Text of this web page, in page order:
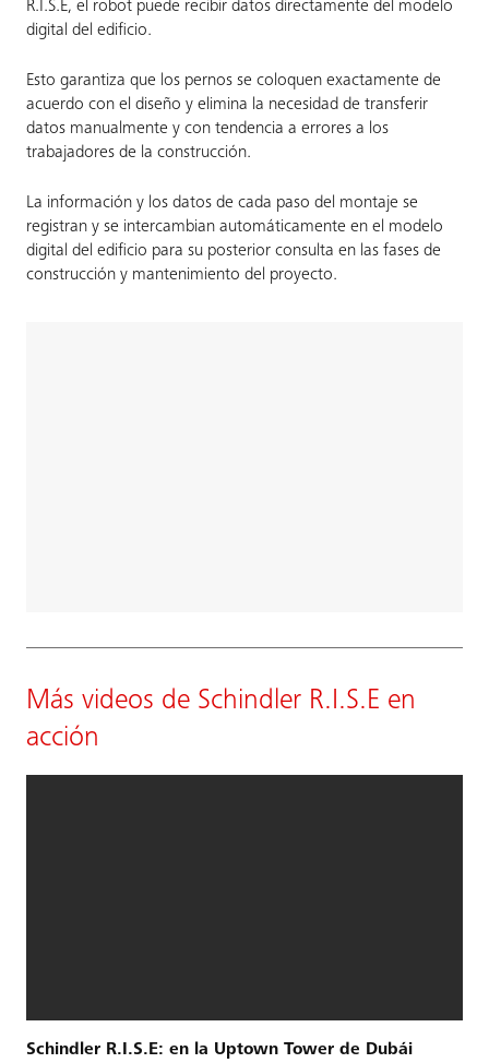
R.I.S.E, el robot puede recibir datos directamente del modelo
digital del edificio.
Esto garantiza que los pernos se coloquen exactamente de
acuerdo con el diseño y elimina la necesidad de transferir
datos manualmente y con tendencia a errores a los
trabajadores de la construcción.
La información y los datos de cada paso del montaje se
registran y se intercambian automáticamente en el modelo
digital del edificio para su posterior consulta en las fases de
construcción y mantenimiento del proyecto.
Más videos de Schindler R.I.S.E en
acción
Schindler R.I.S.E: en la Uptown Tower de Dubái